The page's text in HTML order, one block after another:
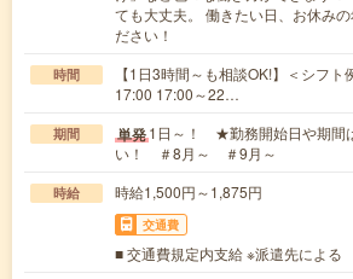
ても大丈夫。 働きたい日、お休み
ださい！
時間
【1日3時間～も相談OK!】＜シフ
17:00 17:00～22…
期間 単発1日～！ ★勤務開始日や期間
い！ ＃8月～ ＃9月～
時給 時給1,500円～1,875円
交通費
■ 交通費規定内支給 ※派遣先による